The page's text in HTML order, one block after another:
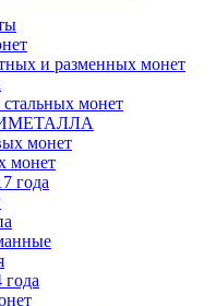
и разменных монет
монет
монет
монет
года